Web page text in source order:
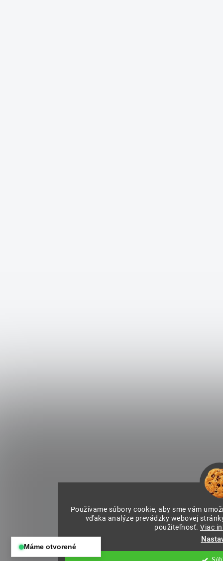
Používame súbory cookie, aby sme vám
vďaka analýze prevádzky webovej
použiteľnosť. Viac
Máme otvorené
Otváracie hodiny: